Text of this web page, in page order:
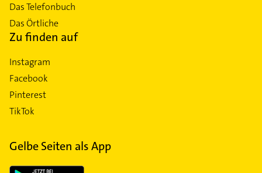
Das Telefonbuch
Das Örtliche
Zu finden auf
Instagram
Facebook
Pinterest
TikTok
Gelbe Seiten als App